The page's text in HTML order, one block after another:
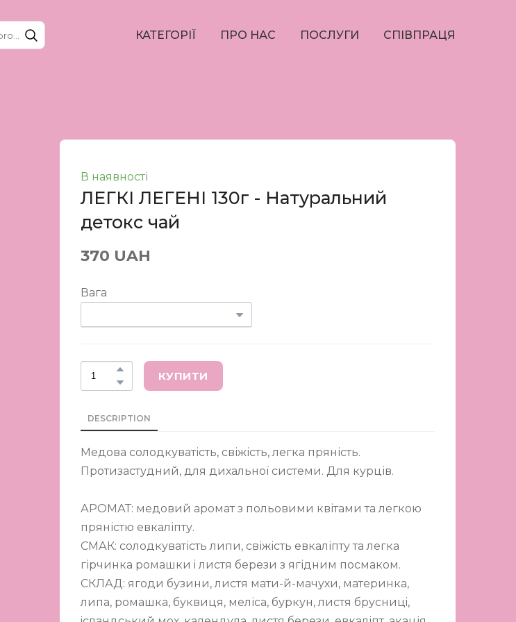
КАТЕГОРІЇ ПРО НАС ПОСЛУГИ СПІВПРАЦЯ
В наявності
ЛЕГКІ ЛЕГЕНІ 130г - Натуральний
детокс чай
370 UAH
Вага
КУПИТИ
DESCRIPTION
Медова солодкуватість, свіжість, легка пряність.
Протизастудний, для дихальної системи. Для курців.
АРОМАТ: медовий аромат з польовими квітами та легкою
пряністю евкаліпту.
СМАК: солодкуватість липи, свіжість евкаліпту та легка
гірчинка ромашки i листя берези з ягідним посмаком.
СКЛАД: ягоди бузини, листя мати-й-мачухи, материнка,
липа, ромашка, буквиця, меліса, буркун, листя брусницi,